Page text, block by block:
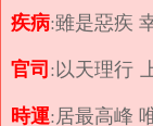
疾病:雖是惡疾
官司:以天理行
時運:居最高峰